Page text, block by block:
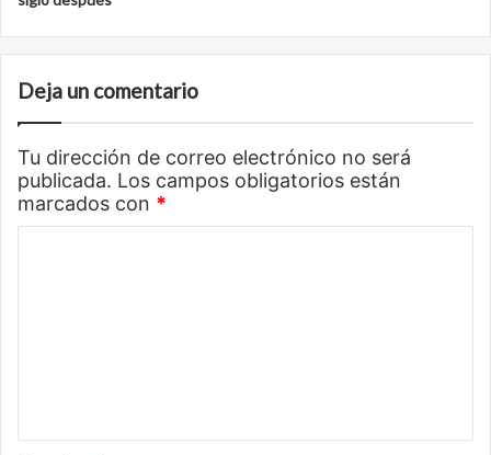
Deja un comentario
Tu dirección de correo electrónico no será
publicada. Los campos obligatorios están
marcados con *
a